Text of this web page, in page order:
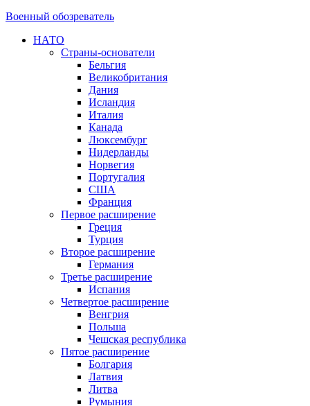
Военный обозреватель
НАТО
Страны-основатели
Бельгия
Великобритания
Дания
Исландия
Италия
Канада
Люксембург
Нидерланды
Норвегия
Португалия
США
Франция
Первое расширение
Греция
Турция
Второе расширение
Германия
Третье расширение
Испания
Четвертое расширение
Венгрия
Польша
Чешская республика
Пятое расширение
Болгария
Латвия
Литва
Румыния